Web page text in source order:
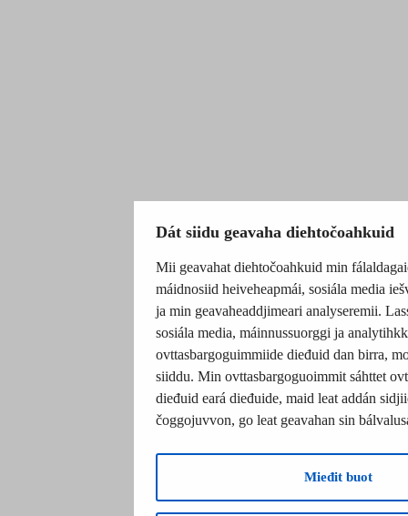
Dát siidu geavaha diehtočoahkuid
Mii geavahat diehtočoahkuid min
máidnosiid heiveheapmái, sosiála media
ja min geavaheaddjimeari analyseremii.
sosiála media, máinnussuorggi ja
ovttasbargoguimmiide dieđuid dan birra,
siiddu. Min ovttasbargoguoimmit sáhttet
dieđuid eará dieđuide, maid leat addán
čoggojuvvon, go leat geavahan sin
Mieđit buot